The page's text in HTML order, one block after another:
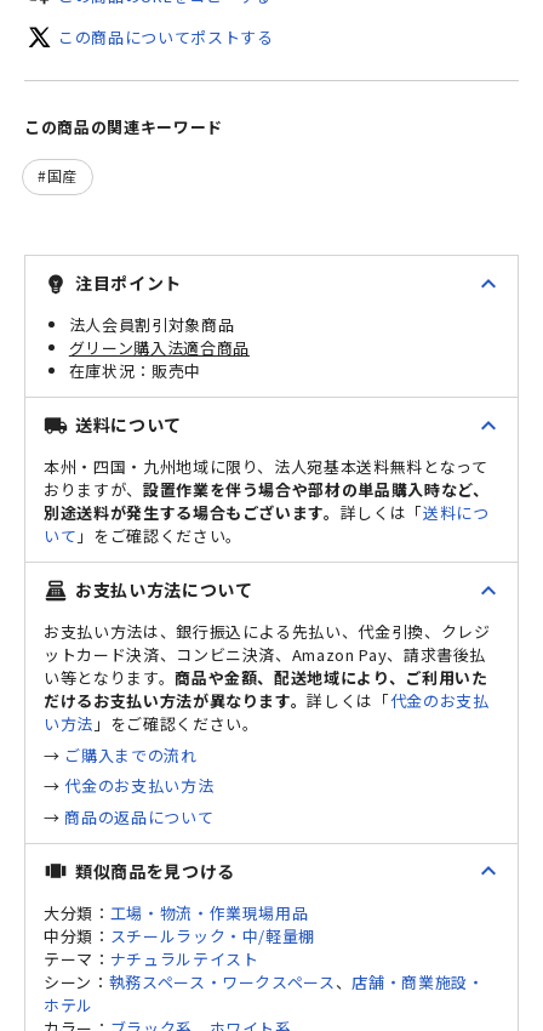
この商品についてポストする
この商品の関連キーワード
国産
emoji_objects 注目ポイント expand_less
法人会員割引対象商品
グリーン購入法適合商品
販売中
local_shipping 送料について expand_less
本州・四国・九州地域に限り、法人宛基本送料無料となって
おりますが、 設置作業を伴う場合や部材の単品購入時など、
別途送料が発生する場合もございます。 詳しくは「送料につ
いて 」をご確認ください。
point_of_sale お支払い方法について expand_less
お支払い方法は、銀行振込による先払い、代金引換、クレジ
ットカード決済、コンビニ決済、Amazon Pay、請求書後払
い等となります。商品や金額、配送地域により、ご利用いた
だけるお支払い方法が異なります。詳しくは「代金のお支払
い方法 」をご確認ください。
→ ご購入までの流れ
→代金のお支払い方法
→ 商品の返品について
view_carousel 類似商品を見つける expand_less
大分類： 工場・物流・作業現場用品
中分類： スチールラック・中/軽量棚
テーマ： ナチュラルテイスト
シーン： 執務スペース・ワークスペース 、 店舗・商業施設・
ホテル